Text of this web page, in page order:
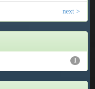
next >
1